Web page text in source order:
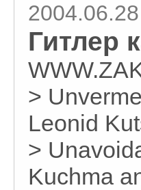
Гитлер
>
Leonid
>
Kuchma